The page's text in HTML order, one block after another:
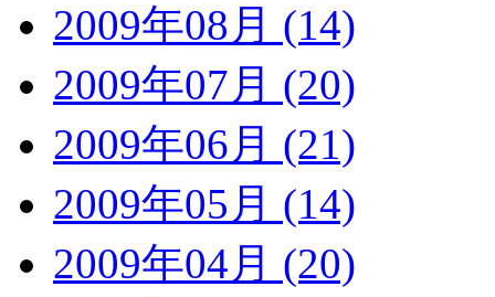
2009年08月 (14)
2009年07月 (20)
2009年06月 (21)
2009年05月 (14)
2009年04月 (20)